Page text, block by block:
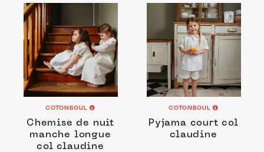
COTONBOUL
Chemise de nuit
manche longue
col claudine
COTONBOUL
Pyjama court col
claudine